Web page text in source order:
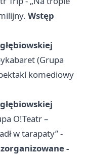
Wstęp
(Grupa
komediowy
O!Teatr –
w tarapaty” -
-